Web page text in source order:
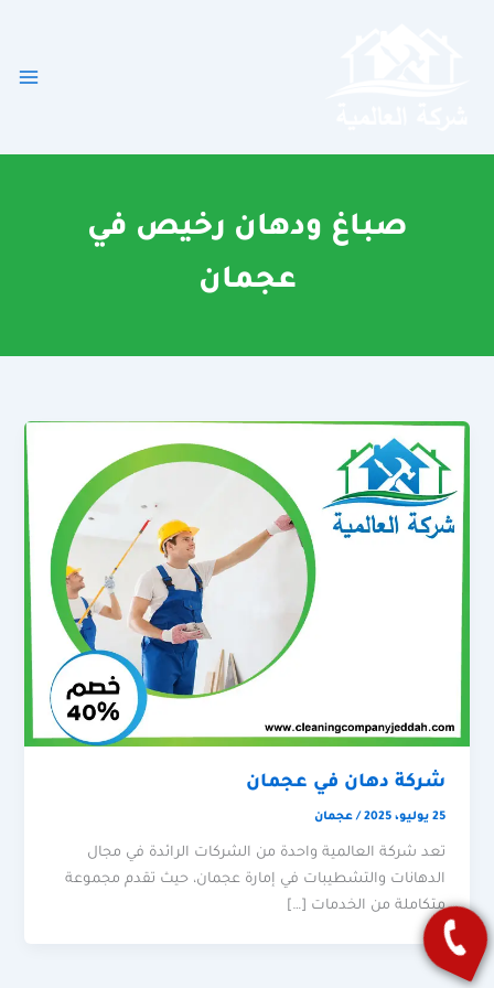
صباغ ودهان رخيص في
عجمان
شركة دهان في عجمان
25 يوليو، 2025 /عجمان
تعد شركة العالمية واحدة من الشركات الرائدة في مجال
الدهانات والتشطيبات في إمارة عجمان، حيث تقدم مجموعة
متكاملة من الخدمات […]